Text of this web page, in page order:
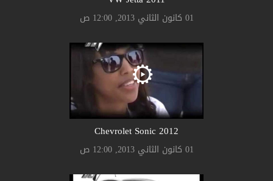
01 كانون الثاني 2013, 12:00 ص
2012 Chevrolet Sonic
01 كانون الثاني 2013, 12:00 ص